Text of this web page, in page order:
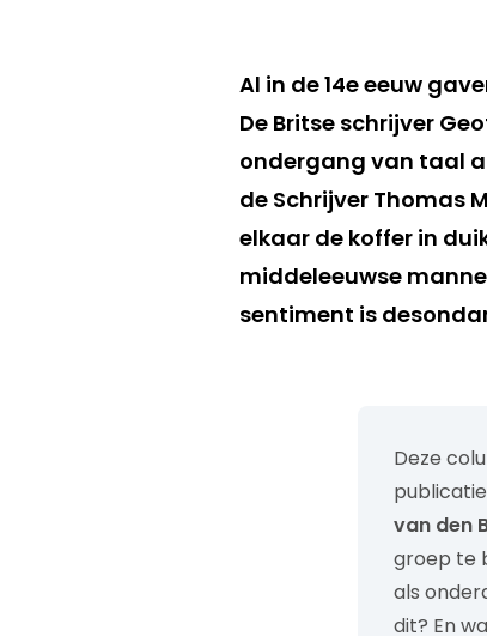
Al in de 14e eeuw
De Britse schrijver
ondergang van taal
de Schrijver Thomas
elkaar de koffer in
middeleeuwse
sentiment is
Deze
van den
groep te
als
dit? En